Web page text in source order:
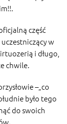
część
w
i długo,
chwile.
–„co
było tego
do swoich